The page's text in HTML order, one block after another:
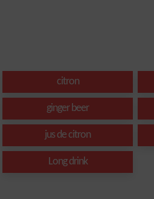
citron
ginger beer
jus de citron
Long drink